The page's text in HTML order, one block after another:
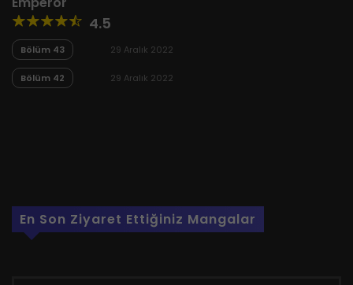
4.5
Bölüm 43 29 Aralık 2022
Bölüm 42 29 Aralık 2022
En Son Ziyaret Ettiğiniz Mangalar